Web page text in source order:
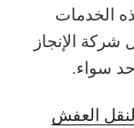
الخدمات
شركة الإنجاز
حد سواء.
العفش